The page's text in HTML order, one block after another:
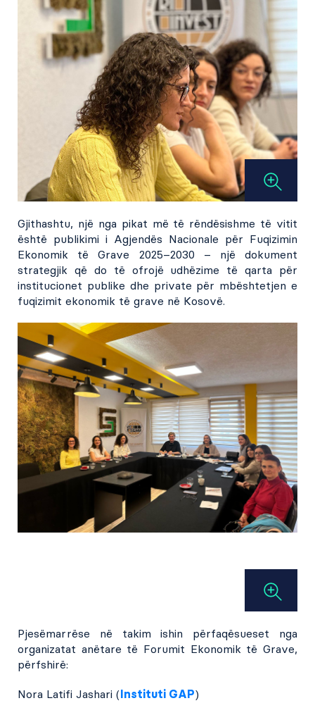
Gjithashtu, një nga pikat më të rëndësishme të vitit
është publikimi i Agjendës Nacionale për Fuqizimin
Ekonomik të Grave 2025–2030 – një dokument
strategjik që do të ofrojë udhëzime të qarta për
institucionet publike dhe private për mbështetjen e
fuqizimit ekonomik të grave në Kosovë.
Pjesëmarrëse në takim ishin përfaqësueset nga
organizatat anëtare të Forumit Ekonomik të Grave,
përfshirë:
Nora Latifi Jashari (Instituti GAP)